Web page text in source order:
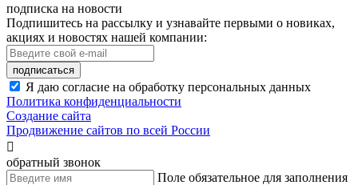
подписка на новости
Подпишитесь на рассылку и узнавайте первыми о новиках,
акциях и новостях нашей компании:
подписаться
Я даю согласие на обработку персональных данных
Политика конфиденциальности
Создание сайта
Продвижение сайтов по всей России

обратный звонок
Поле обязательное для заполнения